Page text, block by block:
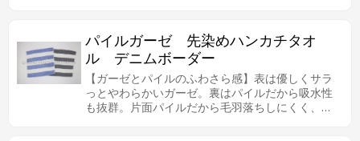
を増えました。
パイルガーゼ 先染めハンカチタオ
ル デニムボーダー
【ガーゼとパイルのふわさら感】表は優しくサラ
っとやわらかいガーゼ。裏はパイルだから吸水性
も抜群。片面パイルだから毛羽落ちしにくく、拭